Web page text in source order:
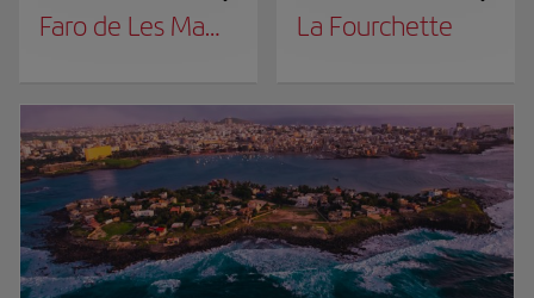
Faro de Les Mamelles La Fourchette